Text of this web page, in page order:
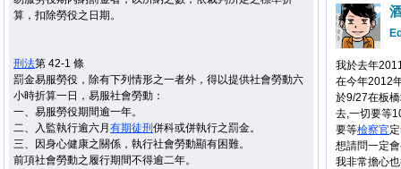
算，扣除勞役之日期。
刑法第 42-1 條
罰金易服勞役，除有下列情形之一者外，得以提供社會勞動六
小時折算一日，易服社會勞動：
一、易服勞役期間逾一年。
二、入監執行逾六月 有期徒刑 併科或併執行之罰金。
三、因身心健康之關係，執行社會勞動顯有困難。
前項社會勞動之履行期間不得逾二年。
我於去年
在今年2012
於9/27在板
去,一切要等
要等檢察官
想請問一定
我非常擔心